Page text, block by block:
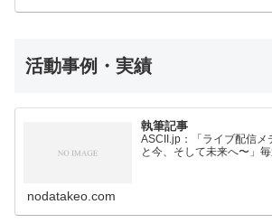
活動事例・実績
執筆記事
ASCII.jp：「ライブ配信メ
と今、そして未来へ〜」
nodatakeo.com